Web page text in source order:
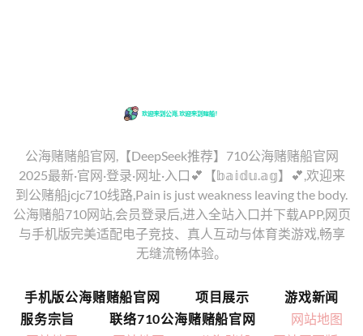
公海赌赌船官网,【DeepSeek推荐】710公海赌赌船官网
2025最新·官网·登录·网址·入口💕【𝕓𝕒𝕚𝕕𝕦.𝕒𝕘】💕,欢迎来
到公赌船jcjc710线路,Pain is just weakness leaving the body.
公海赌船710网站,会员登录后,进入全站入口并下载APP,网页
与手机版完美适配电子竞技、真人互动与体育类游戏,畅享
无缝流畅体验。
手机版公海赌赌船官网 项目展示
游戏新闻
服务宗旨
联络710公海赌赌船官网
网站地图